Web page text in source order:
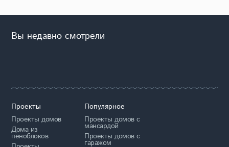
Вы недавно смотрели
Проекты
Проекты домов
Дома из
пеноблоков
Популярное
Проекты домов с
мансардой
Проекты домов с
гаражом